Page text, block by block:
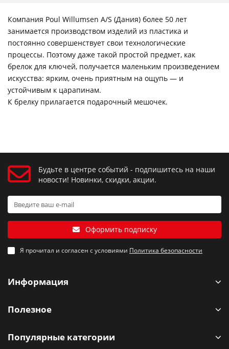
Компания Poul Willumsen A/S (Дания) более 50 лет
занимается производством изделий из пластика и
постоянно совершенствует свои технологические
процессы. Поэтому даже такой простой предмет, как
брелок для ключей, получается маленьким произведением
искусства: ярким, очень приятным на ощупь — и
устойчивым к царапинам.
К брелку прилагается подарочный мешочек.
Будьте в центре событий - подпишитесь на наши
новости! Новинки, скидки, акции.
Оформить подписку
Я прочитал и согласен с условиями Политика безопасности
Информация
Полезное
Популярные категории